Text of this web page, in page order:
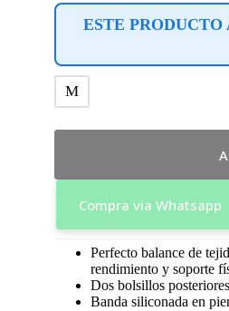
ESTE
M
Compra via Whatsapp
Perfecto balance de
rendimiento y soporte
Dos bolsillos
Banda siliconada en